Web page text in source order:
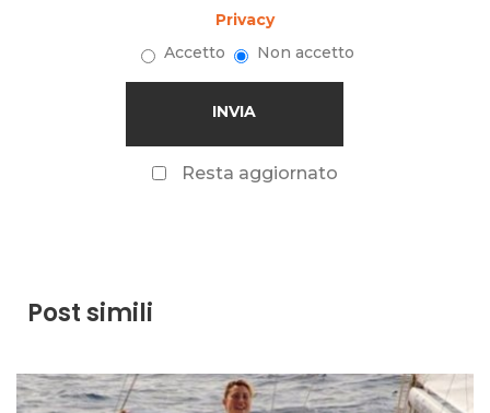
Privacy
Accetto
Non accetto
Resta aggiornato
Post simili